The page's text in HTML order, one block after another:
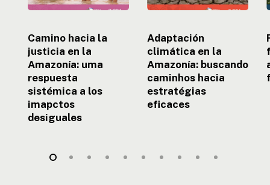
sistémica
los
imapctos
desiguales
Camino hacia la
justicia en la
Amazonía: uma
respuesta
sistémica a los
imapctos
desiguales
eficaces
Adaptación
climática en la
Amazonía: buscando
caminhos hacia
estratégias
eficaces